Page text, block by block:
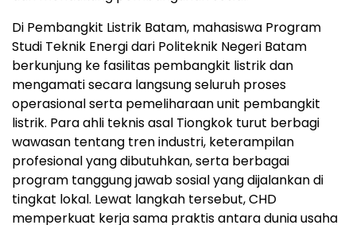
Di Pembangkit Listrik Batam, mahasiswa Program
Studi Teknik Energi dari Politeknik Negeri Batam
berkunjung ke fasilitas pembangkit listrik dan
mengamati secara langsung seluruh proses
operasional serta pemeliharaan unit pembangkit
listrik. Para ahli teknis asal Tiongkok turut berbagi
wawasan tentang tren industri, keterampilan
profesional yang dibutuhkan, serta berbagai
program tanggung jawab sosial yang dijalankan di
tingkat lokal. Lewat langkah tersebut, CHD
memperkuat kerja sama praktis antara dunia usaha